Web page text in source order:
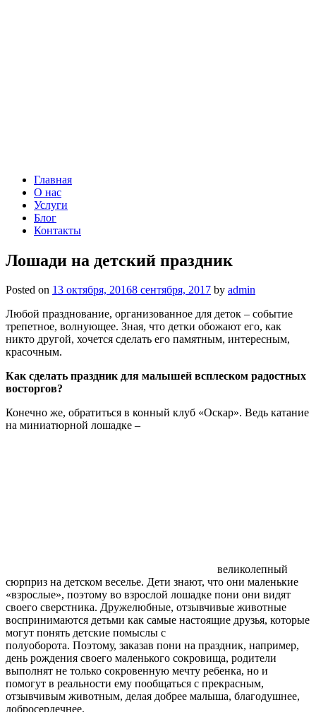
Главная
О нас
Услуги
Блог
Контакты
Лошади на детский праздник
Posted on 13 октября, 20168 сентября, 2017 by admin
Любой празднование, организованное для деток – событие
трепетное, волнующее. Зная, что детки обожают его, как
никто другой, хочется сделать его памятным, интересным,
красочным.
Как сделать праздник для малышей всплеском радостных
восторгов?
Конечно же, обратиться в конный клуб «Оскар». Ведь катание
на миниатюрной лошадке –
великолепный
сюрприз на детском веселье. Дети знают, что они маленькие
«взрослые», поэтому во взрослой лошадке пони они видят
своего сверстника. Дружелюбные, отзывчивые животные
воспринимаются детьми как самые настоящие друзья, которые
могут понять детские помыслы с
полуоборота. Поэтому, заказав пони на праздник, например,
день рождения своего маленького сокровища, родители
выполнят не только сокровенную мечту ребенка, но и
помогут в реальности ему пообщаться с прекрасным,
отзывчивым животным, делая добрее малыша, благодушнее,
добросердечнее.